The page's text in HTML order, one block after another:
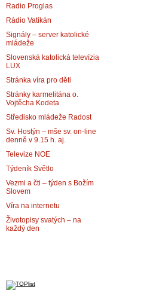
Radio Proglas
Rádio Vatikán
Signály – server katolické
mládeže
Slovenská katolická televízia
LUX
Stránka víra pro děti
Stránky karmelitána o.
Vojtěcha Kodeta
Středisko mládeže Radost
Sv. Hostýn – mše sv. on-line
denně v 9.15 h. aj.
Televize NOE
Týdeník Světlo
Vezmi a čti – týden s Božím
Slovem
Víra na internetu
Životopisy svatých – na
každý den